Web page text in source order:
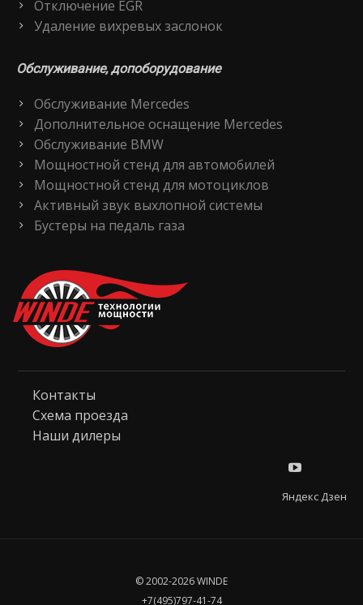
Отключение EGR
Удаление вихревых заслонок
Обслуживание, допоборудование
Обслуживание Mercedes
Дополнительное оснащение Mercedes
Обслуживание BMW
Мощностной стенд для автомобилей
Мощностной стенд для мотоциклов
Активный звук выхлопной системы
Бустеры на педаль газа
Контакты
Схема проезда
Наши дилеры
Яндекс Дзен
© 2002-2026 WINDE
+7(495)797-41-74